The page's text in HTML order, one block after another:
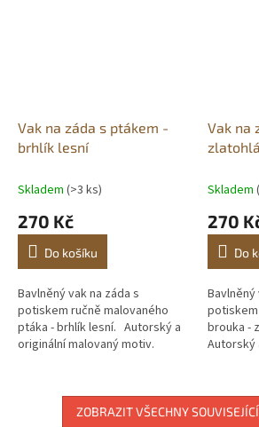
Vak na záda s ptákem -
brhlík lesní
Skladem (>3 ks)
270 Kč
Do košíku
Bavlněný vak na záda s
potiskem ručně malovaného
ptáka - brhlík lesní. Autorský a
originální malovaný motiv.
Vak na
Skladem
270
Do
Bavlněný
brouka -
Autorský
ZOBRAZIT VŠECHNY